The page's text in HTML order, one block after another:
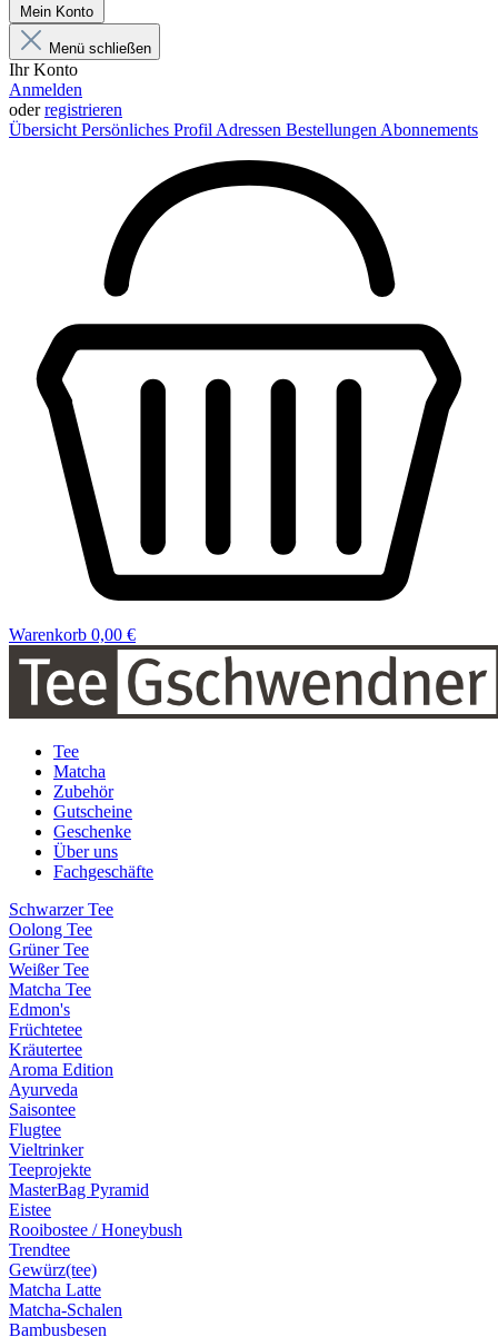
Mein Konto
Menü schließen
Ihr Konto
Anmelden
oderregistrieren
Übersicht Persönliches Profil Adressen Bestellungen Abonnements
Warenkorb 0,00 €
Tee
Matcha
Zubehör
Gutscheine
Geschenke
Über uns
Fachgeschäfte
Schwarzer Tee
Oolong Tee
Grüner Tee
Weißer Tee
Matcha Tee
Edmon's
Früchtetee
Kräutertee
Aroma Edition
Ayurveda
Saisontee
Flugtee
Vieltrinker
Teeprojekte
MasterBag Pyramid
Eistee
Rooibostee / Honeybush
Trendtee
Gewürz(tee)
Matcha Latte
Matcha-Schalen
Bambusbesen